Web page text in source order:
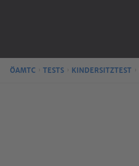
ÖAMTC TESTS KINDERSITZTEST